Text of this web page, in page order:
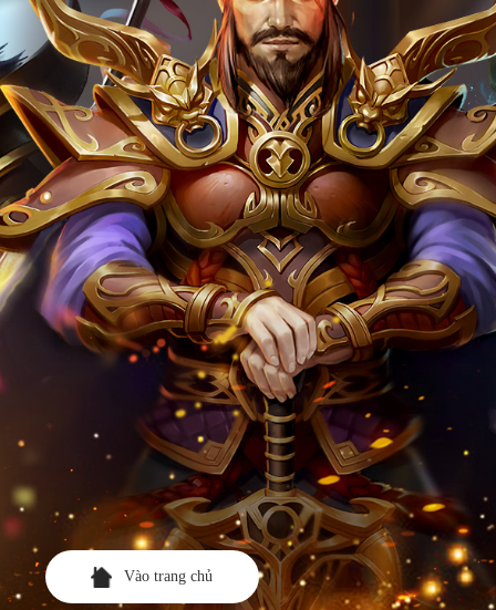
Vào trang chủ